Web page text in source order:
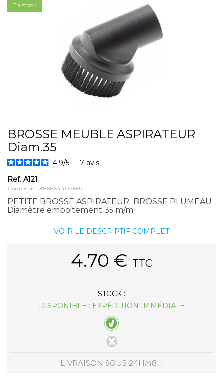
En stock
BROSSE MEUBLE ASPIRATEUR
Diam.35
4.9/5 - 7 avis
Ref. A121
Code Ean : 3666644026591
PETITE BROSSE ASPIRATEUR BROSSE PLUMEAU
Diamètre emboitement 35 m/m
VOIR LE DESCRIPTIF COMPLET
4.70 € TTC
STOCK :
DISPONIBLE : EXPÉDITION IMMÉDIATE
LIVRAISON SOUS 24H/48H